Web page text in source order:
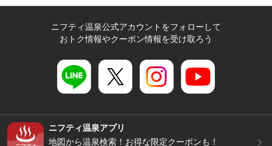
ニフティ温泉公式アカウントをフォローして
おトク情報やクーポン情報を受け取ろう
ニフティ温泉アプリ
地図から温泉検索！お得な限定クーポンも！